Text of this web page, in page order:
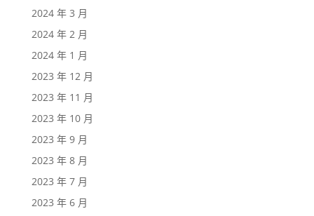
2024 年 3 月
2024 年 2 月
2024 年 1 月
2023 年 12 月
2023 年 11 月
2023 年 10 月
2023 年 9 月
2023 年 8 月
2023 年 7 月
2023 年 6 月